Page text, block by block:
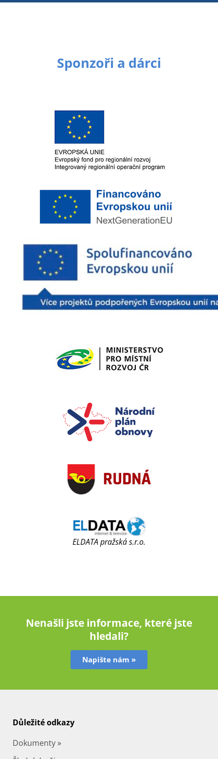
Sponzoři a dárci
ELDATA pražská s.r.o.
Nenašli jste informace, které jste
hledali?
Napište nám »
Důležité odkazy
Dokumenty »